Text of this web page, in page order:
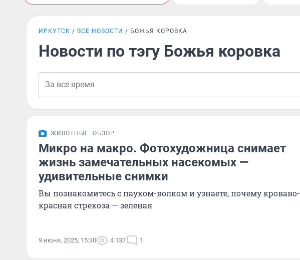
ИРКУТСК ВСЕ НОВОСТИ БОЖЬЯ КОРОВКА
Новости по тэгу Божья коровка
ЖИВОТНЫЕ ОБЗОР
Микро на макро. Фотохудожница снимает
жизнь замечательных насекомых —
удивительные снимки
Вы познакомитесь с пауком-волком и узнаете, почему кроваво-
красная стрекоза — зеленая
9 июня, 2025, 15:30 4 137 1